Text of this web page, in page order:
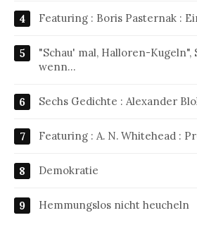
Featuring : Boris Pasternak :
"Schau' mal, Halloren-Kugeln",
wenn…
Sechs Gedichte : Alexander
Featuring : A. N. Whitehead :
Demokratie
Hemmungslos nicht heucheln